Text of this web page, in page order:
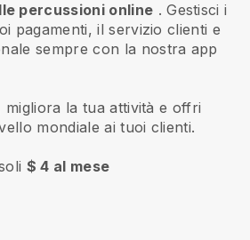
percussioni online . Gestisci i
pagamenti, il servizio clienti e
sempre con la nostra app
la tua attività e offri
mondiale ai tuoi clienti.
$ 4 al mese